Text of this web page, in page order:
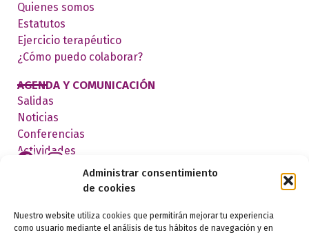
Administrar consentimiento
de cookies
Nuestro website utiliza cookies que permitirán mejorar tu experiencia
como usuario mediante el análisis de tus hábitos de navegación y en
Quienes somos
Estatutos
Ejercicio terapéutico
¿Cómo puedo colaborar?
AGENDA Y COMUNICACIÓN
Salidas
Noticias
Conferencias
Actividades